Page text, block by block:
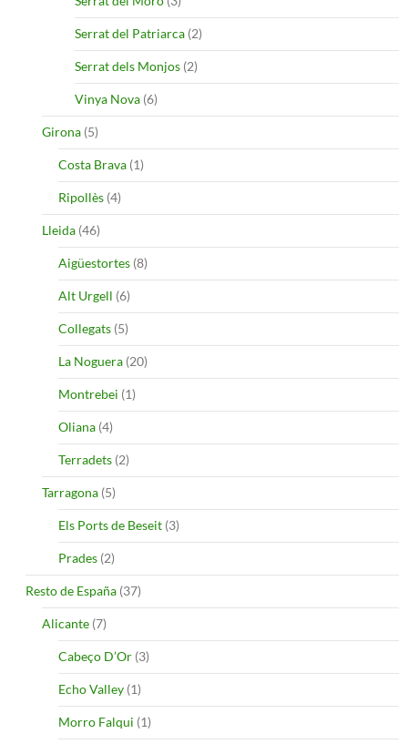
Serrat del Patriarca (2)
Serrat dels Monjos (2)
Vinya Nova (6)
Girona (5)
Costa Brava (1)
Ripollès (4)
Lleida (46)
Aigüestortes (8)
Alt Urgell (6)
Collegats (5)
La Noguera (20)
Montrebei (1)
Oliana (4)
Terradets (2)
Tarragona (5)
Els Ports de Beseit (3)
Prades (2)
Resto de España (37)
Alicante (7)
Cabeço D’Or (3)
Echo Valley (1)
Morro Falqui (1)